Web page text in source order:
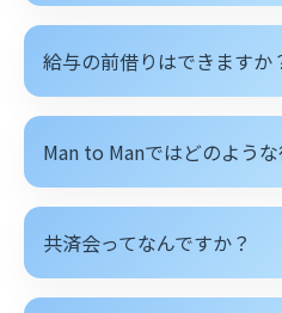
給与の前借りはできますか
Man to Manではどのよう
共済会ってなんですか？